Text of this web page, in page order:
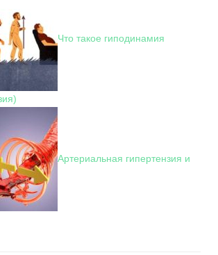
Что такое гиподинамия
Артериальная гипертензия и